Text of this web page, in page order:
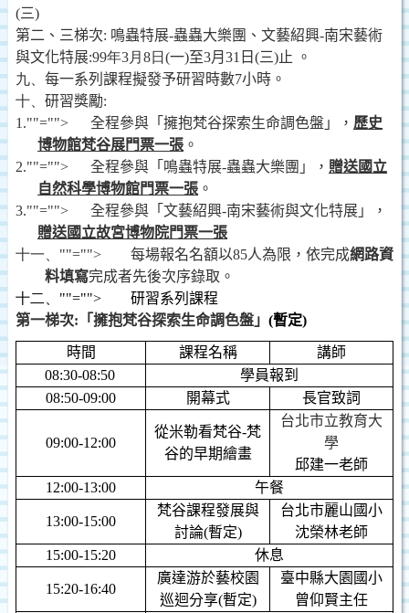
(三)
第二、 三梯次: 鳴蟲特展-蟲蟲大樂團、文藝紹興-南宋藝術
與文化特展:99年3月8日 (一)至3月 31 日 (三)止 。
九、 每一系列課程擬發予研習時數7小時。
十、 研習獎勵:
1.""=""> 全程參與「擁抱梵谷探索生命調色盤」， 歷史
博物館梵谷展門票一張 。
2.""=""> 全程參與「 鳴蟲特展-蟲蟲大樂團」， 贈送國立
自然科學博物館門票一張 。
3.""=""> 全程參與「文藝紹興-南宋藝術與文化特展」，
贈送國立故宮博物院門票一張
十一、 ""=""> 每場報名名額以85人為限，依完成網路資
料填寫完成者先後次序錄取。
十二、 ""=""> 研習系列課程
第一梯次: 「擁抱梵谷探索生命調色盤」 (暫定)
時間 課程名稱
講師
08:30-08:50
學員報到
08:50-09:00
開幕式 長官致詞
09:00-12:00
從米勒看梵谷-梵
谷的早期繪畫
台北市立教育大
學
邱建一老師
12:00-13:00
午餐
13:00-15:00
梵谷課程發展與
討論(暫定)
台北市麗山國小
沈榮林老師
15:00-15:20
休息
15:20-16:40
廣達游於藝校園
巡迴分享(暫定)
臺中縣大園國小
曾仰賢主任